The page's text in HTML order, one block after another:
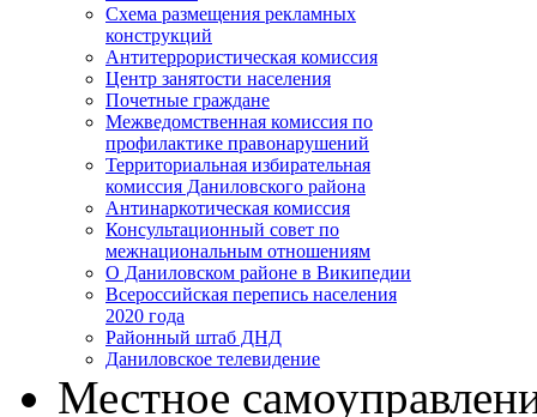
Схема размещения рекламных
конструкций
Антитеррористическая комиссия
Центр занятости населения
Почетные граждане
Межведомственная комиссия по
профилактике правонарушений
Территориальная избирательная
комиссия Даниловского района
Антинаркотическая комиссия
Консультационный совет по
межнациональным отношениям
О Даниловском районе в Википедии
Всероссийская перепись населения
2020 года
Районный штаб ДНД
Даниловское телевидение
Местное